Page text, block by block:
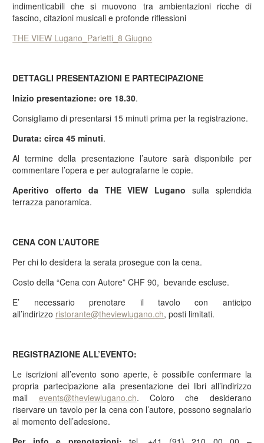
indimenticabili che si muovono tra ambientazioni ricche di
fascino, citazioni musicali e profonde riflessioni
THE VIEW Lugano_Parietti_8 Giugno
DETTAGLI PRESENTAZIONI E PARTECIPAZIONE
Inizio presentazione: ore 18.30.
Consigliamo di presentarsi 15 minuti prima per la registrazione.
Durata: circa 45 minuti.
Al termine della presentazione l’autore sarà disponibile per
commentare l’opera e per autografarne le copie.
Aperitivo offerto da THE VIEW Lugano sulla splendida
terrazza panoramica.
CENA CON L’AUTORE
Per chi lo desidera la serata prosegue con la cena.
Costo della “Cena con Autore” CHF 90, bevande escluse.
E’ necessario prenotare il tavolo con anticipo
all’indirizzo ristorante@theviewlugano.ch, posti limitati.
REGISTRAZIONE ALL’EVENTO:
Le iscrizioni all’evento sono aperte, è possibile confermare la
propria partecipazione alla presentazione dei libri all’indirizzo
mail events@theviewlugano.ch. Coloro che desiderano
riservare un tavolo per la cena con l’autore, possono segnalarlo
al momento dell’adesione.